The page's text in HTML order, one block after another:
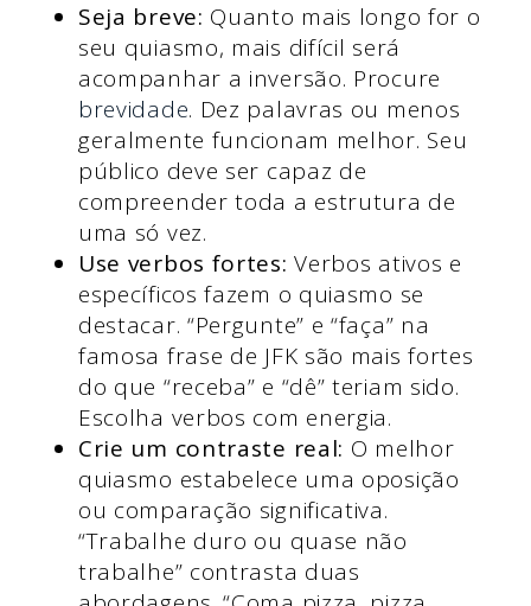
Seja breve: Quanto mais longo for o
seu quiasmo, mais difícil será
acompanhar a inversão. Procure
brevidade. Dez palavras ou menos
geralmente funcionam melhor. Seu
público deve ser capaz de
compreender toda a estrutura de
uma só vez.
Use verbos fortes:Verbos ativos e
específicos fazem o quiasmo se
destacar. “Pergunte” e “faça” na
famosa frase de JFK são mais fortes
do que “receba” e “dê” teriam sido.
Escolha verbos com energia.
Crie um contraste real: O melhor
quiasmo estabelece uma oposição
ou comparação significativa.
“Trabalhe duro ou quase não
trabalhe” contrasta duas